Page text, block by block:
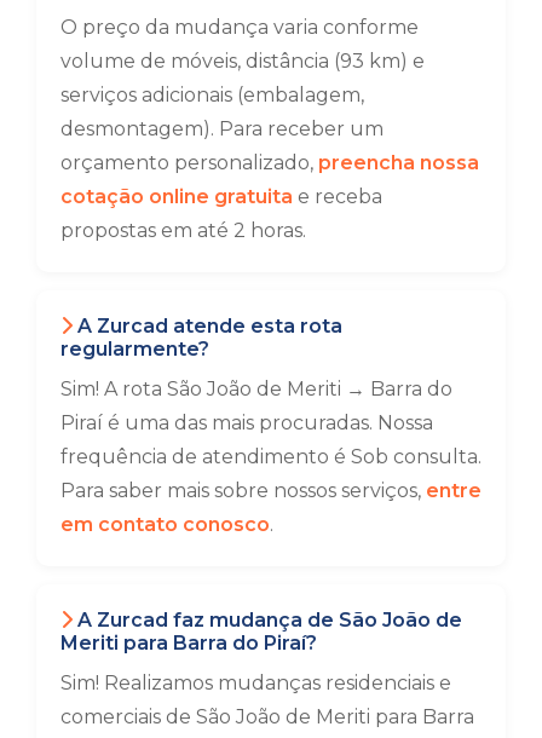
O preço da mudança varia conforme
volume de móveis, distância (93 km) e
serviços adicionais (embalagem,
desmontagem). Para receber um
orçamento personalizado, preencha nossa
cotação online gratuita e receba
propostas em até 2 horas.
A Zurcad atende esta rota
regularmente?
Sim! A rota São João de Meriti → Barra do
Piraí é uma das mais procuradas. Nossa
frequência de atendimento é Sob consulta.
Para saber mais sobre nossos serviços, entre
em contato conosco.
A Zurcad faz mudança de São João de
Meriti para Barra do Piraí?
Sim! Realizamos mudanças residenciais e
comerciais de São João de Meriti para Barra